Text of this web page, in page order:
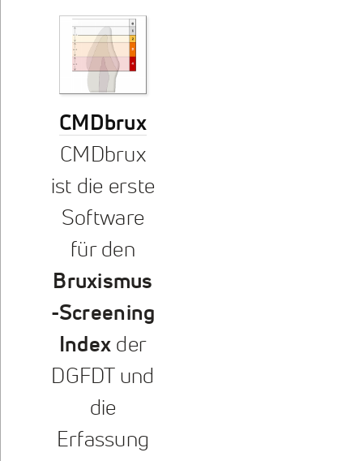
CMDbrux
CMDbrux
ist die erste
Software
für den
Bruxismus
-Screening
Index der
DGFDT und
die
Erfassung